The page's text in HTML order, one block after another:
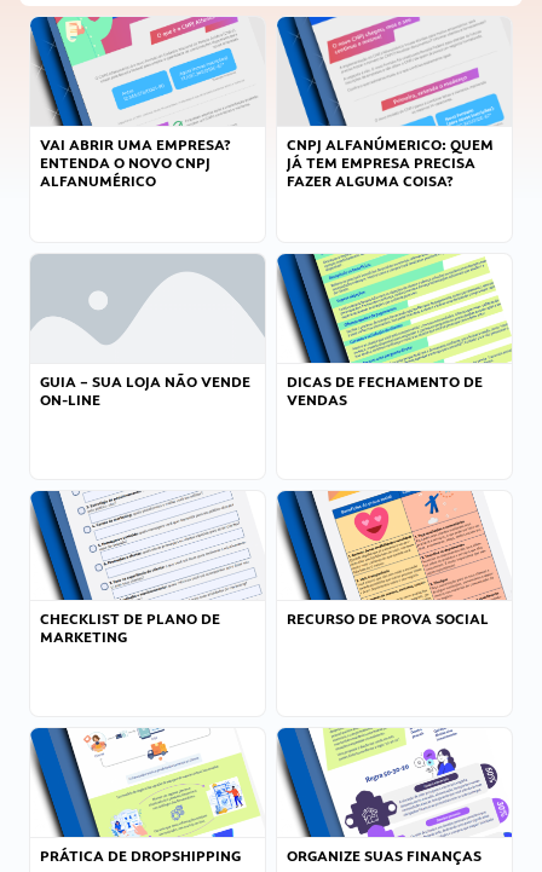
VAI ABRIR UMA EMPRESA?
ENTENDA O NOVO CNPJ
ALFANUMÉRICO
CNPJ ALFANÚMERICO: QUEM
JÁ TEM EMPRESA PRECISA
FAZER ALGUMA COISA?
GUIA – SUA LOJA NÃO VENDE
ON-LINE
DICAS DE FECHAMENTO DE
VENDAS
CHECKLIST DE PLANO DE
MARKETING
RECURSO DE PROVA SOCIAL
PRÁTICA DE DROPSHIPPING ORGANIZE SUAS FINANÇAS